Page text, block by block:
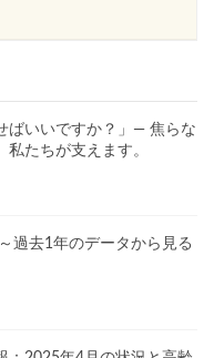
ばいいですか？」— 焦らな
私たちが支えます。
過去1年のデータから見る